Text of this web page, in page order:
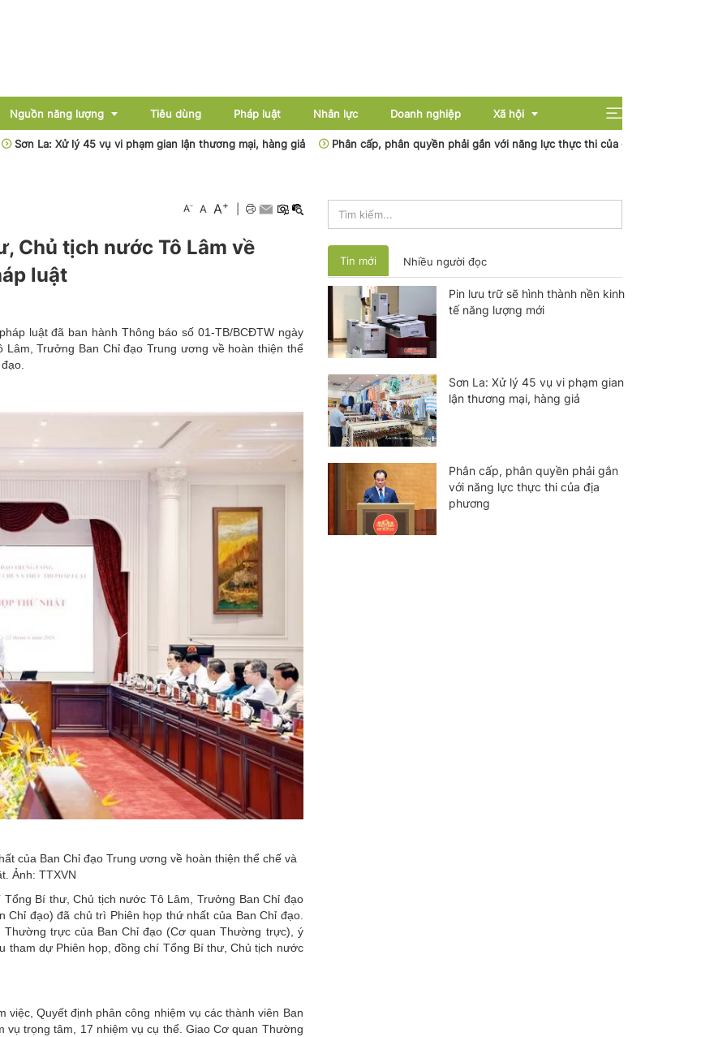
Nguồn năng lượng
Than - Khoáng sản
Thủy điện
Tiêu dùng Pháp luật Nhân lực Doanh nghiệp Xã hội
Xử lý 45 vụ vi phạm gian lận thương mại, hàng giả Phân cấp, phân quyền phải gắn với năng lực thực thi của địa phương
A- A A+
Chủ tịch nước Tô Lâm về
luật
luật đã ban hành Thông báo số 01-TB/BCĐTW ngày
Trưởng Ban Chỉ đạo Trung ương về hoàn thiện thể
của Ban Chỉ đạo Trung ương về hoàn thiện thể chế và
Ảnh: TTXVN
Bí thư, Chủ tịch nước Tô Lâm, Trưởng Ban Chỉ đạo
đạo) đã chủ trì Phiên họp thứ nhất của Ban Chỉ đạo.
trực của Ban Chỉ đạo (Cơ quan Thường trực), ý
tham dự Phiên họp, đồng chí Tổng Bí thư, Chủ tịch nước
Quyết định phân công nhiệm vụ các thành viên Ban
trọng tâm, 17 nhiệm vụ cụ thể. Giao Cơ quan Thường
Tin mới Nhiều người đọc
Pin lưu trữ sẽ hình thành nền kinh
tế năng lượng mới
Sơn La: Xử lý 45 vụ vi phạm gian
lận thương mại, hàng giả
Phân cấp, phân quyền phải gắn
với năng lực thực thi của địa
phương